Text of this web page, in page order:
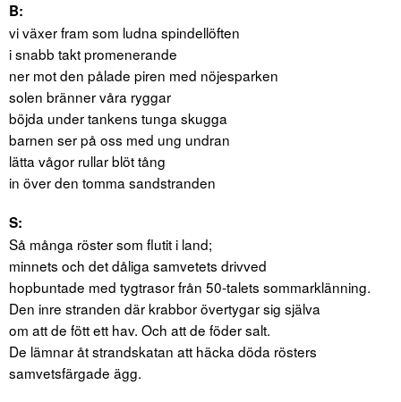
B:
vi växer fram som ludna spindellöften
i snabb takt promenerande
ner mot den pålade piren med nöjesparken
solen bränner våra ryggar
böjda under tankens tunga skugga
barnen ser på oss med ung undran
lätta vågor rullar blöt tång
in över den tomma sandstranden
S:
Så många röster som flutit i land;
minnets och det dåliga samvetets drivved
hopbuntade med tygtrasor från 50-talets sommarklänning.
Den inre stranden där krabbor övertygar sig själva
om att de fött ett hav. Och att de föder salt.
De lämnar åt strandskatan att häcka döda rösters
samvetsfärgade ägg.